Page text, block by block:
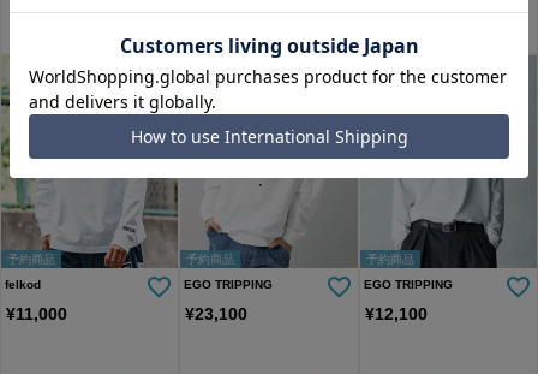
予約商品
felkod
¥11,000
予約商品
EGO TRIPPING
¥23,100
予約商品
EGO TRIPPING
¥12,100